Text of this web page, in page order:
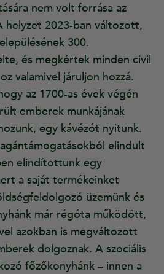
nem volt forrása az
helyzet 2023-ban változott,
300.
és megkértek minden civil
valamivel járuljon hozzá.
az 1700-as évek végén
emberek munkájának
egy kávézót nyitunk.
elindult
elindítottunk egy
a saját termékeinket
üzemünk és
már régóta működött,
azokban is megváltozott
dolgoznak. A szociális
főzőkonyhánk – innen a